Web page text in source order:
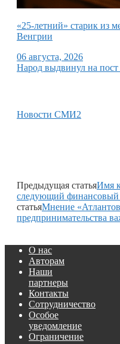
«25-летний» старик из
Венгрии
06 августа, 2026
Народ выдвинул на
Новости СМИ2
Предыдущая статьяИмя
следующий финансовый
статьяМнение
предпринимательства
О нас
Авторам
Наши
партнеры
Контакты
Сотрудничество
Особое
уведомление
Ограничение